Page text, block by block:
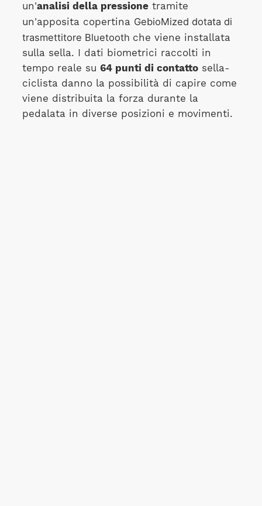
un'analisi della pressionetramite
un'apposita copertina GebioMized dotata di
trasmettitore Bluetooth che viene installata
sulla sella. I dati biometrici raccolti in
tempo reale su 64 punti di contattosella-
ciclista danno la possibilità di capire come
viene distribuita la forza durante la
pedalata in diverse posizioni e movimenti.